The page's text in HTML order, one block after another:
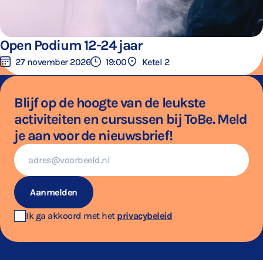
Open Podium 12-24 jaar
27 november 2026 19:00 Ketel 2
Blijf op de hoogte van de leukste
activiteiten en cursussen bij ToBe. Meld
je aan voor de nieuwsbrief!
E-
mailadres
Aanmelden
Ik ga akkoord met het privacybeleid